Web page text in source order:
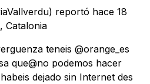
reportó hace 18
Catalonia
teneis @orange_es
que@no podemos hacer
dejado sin Internet des